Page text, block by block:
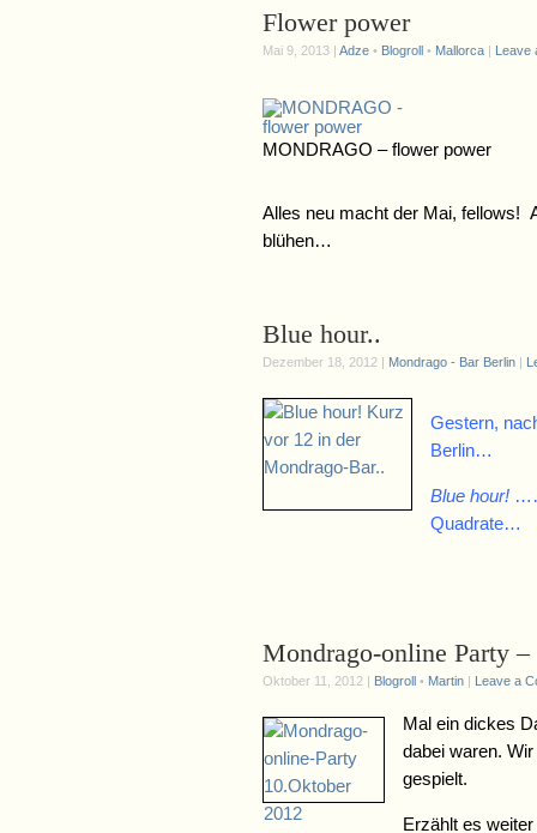
Flower power
Mai 9, 2013 | Adze • Blogroll • Mallorca | Leave
MONDRAGO – flower power
Alles neu macht der Mai, fellows!
blühen…
Blue hour..
Dezember 18, 2012 | Mondrago - Bar Berlin |
Gestern,
Berlin…
Blue hour!
Quadrate…
Mondrago-online Party
Oktober 11, 2012 | Blogroll • Martin | Leave a
Mal ein dickes
dabei waren.
gespielt.
Erzählt es